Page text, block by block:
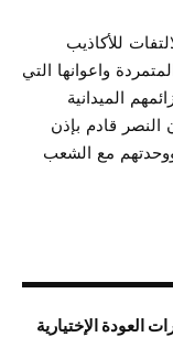
للأكاذيب
واعوانها التي
الميدانية
قادم بإذن
ووحدتهم مع الشعب
العودة الإختيارية